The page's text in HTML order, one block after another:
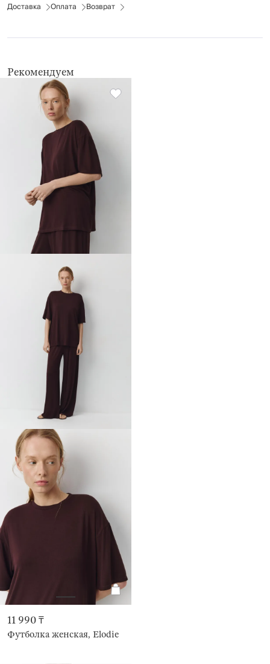
химчистка запрещена
Доставка
Оплата Возврат
Рекомендуем
11 990 ₸
Футболка женская, Elodie